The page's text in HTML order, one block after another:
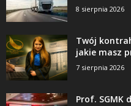
8 sierpnia 2026
Twój
jakie masz
7 sierpnia 2026
Prof. SGMK